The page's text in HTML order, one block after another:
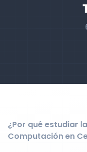
¿Por qué estudiar
Computación en